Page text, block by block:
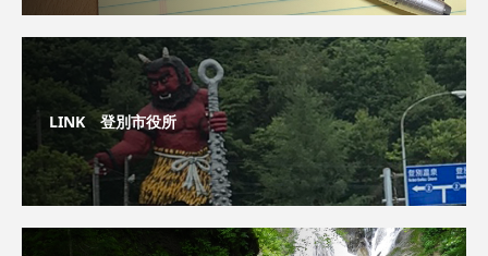
LINK 登別市役所